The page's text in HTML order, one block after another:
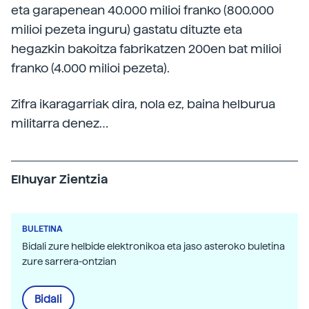
eta garapenean 40.000 milioi franko (800.000
milioi pezeta inguru) gastatu dituzte eta
hegazkin bakoitza fabrikatzen 200en bat milioi
franko (4.000 milioi pezeta).
Zifra ikaragarriak dira, nola ez, baina helburua
militarra denez…
Elhuyar Zientzia
BULETINA
Bidali zure helbide elektronikoa eta jaso asteroko buletina
zure sarrera-ontzian
Bidali